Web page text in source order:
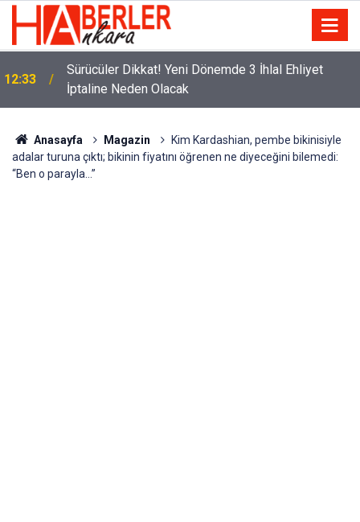
12:33
Sürücüler Dikkat! Yeni Dönemde 3 İhlal Ehliyet
İptaline Neden Olacak
Anasayfa Magazin
Kim Kardashian, pembe bikinisiyle
adalar turuna çıktı; bikinin fiyatını öğrenen ne diyeceğini bilemedi:
“Ben o parayla…”